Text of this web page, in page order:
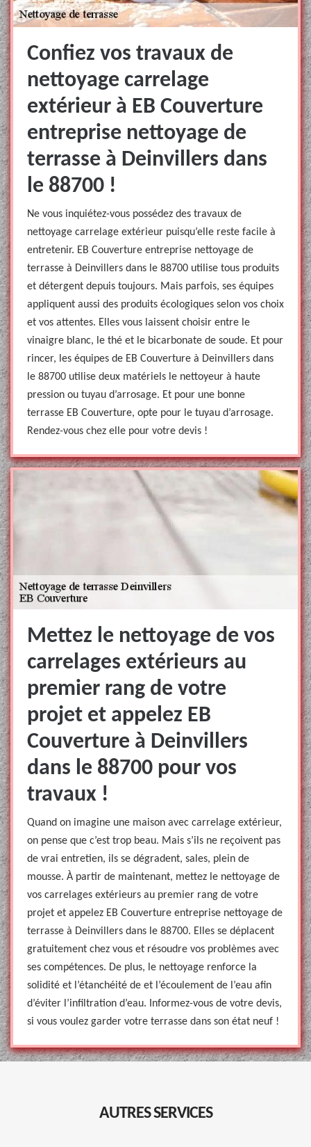
Confiez vos travaux de
nettoyage carrelage
extérieur à EB Couverture
entreprise nettoyage de
terrasse à Deinvillers dans
le 88700 !
Ne vous inquiétez-vous possédez des travaux de
nettoyage carrelage extérieur puisqu’elle reste facile à
entretenir. EB Couverture entreprise nettoyage de
terrasse à Deinvillers dans le 88700 utilise tous produits
et détergent depuis toujours. Mais parfois, ses équipes
appliquent aussi des produits écologiques selon vos choix
et vos attentes. Elles vous laissent choisir entre le
vinaigre blanc, le thé et le bicarbonate de soude. Et pour
rincer, les équipes de EB Couverture à Deinvillers dans
le 88700 utilise deux matériels le nettoyeur à haute
pression ou tuyau d’arrosage. Et pour une bonne
terrasse EB Couverture, opte pour le tuyau d’arrosage.
Rendez-vous chez elle pour votre devis !
Mettez le nettoyage de vos
carrelages extérieurs au
premier rang de votre
projet et appelez EB
Couverture à Deinvillers
dans le 88700 pour vos
travaux !
Quand on imagine une maison avec carrelage extérieur,
on pense que c’est trop beau. Mais s’ils ne reçoivent pas
de vrai entretien, ils se dégradent, sales, plein de
mousse. À partir de maintenant, mettez le nettoyage de
vos carrelages extérieurs au premier rang de votre
projet et appelez EB Couverture entreprise nettoyage de
terrasse à Deinvillers dans le 88700. Elles se déplacent
gratuitement chez vous et résoudre vos problèmes avec
ses compétences. De plus, le nettoyage renforce la
solidité et l’étanchéité de et l’écoulement de l’eau afin
d’éviter l’infiltration d’eau. Informez-vous de votre devis,
si vous voulez garder votre terrasse dans son état neuf !
AUTRES SERVICES